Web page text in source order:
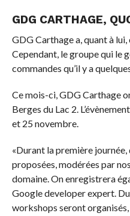
GDG CARTHAGE,
GDG Carthage a, quant à
Cependant, le groupe qui le
commandes qu’il y a
Ce mois-ci, GDG Carthage
Berges du Lac 2.
et 25 novembre.
«Durant la première
proposées, modérées par
domaine. On enregistrera
Google developer expert.
workshops seront